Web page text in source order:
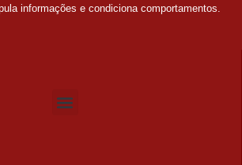
informações e condiciona comportamentos.